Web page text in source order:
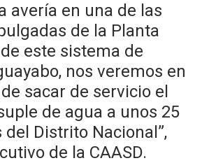
avería en una de las
de la Planta
este sistema de
nos veremos en
sacar de servicio el
de agua a unos 25
del Distrito Nacional”,
de la CAASD.